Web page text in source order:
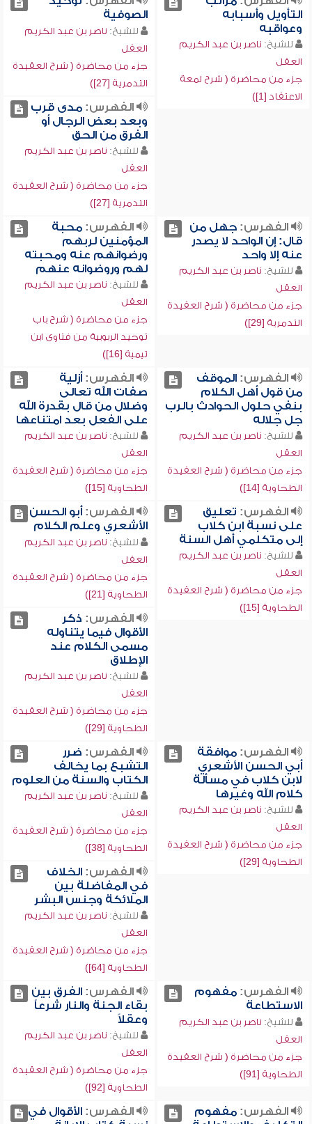
التأويل وأسبابه
وعواقبه
للشيخ: ناصر بن عبد الكريم
العقل
جزء من محاضرة ( شرح لمعة
الاعتقاد [1])
الصوفية
للشيخ: ناصر بن عبد الكريم
العقل
جزء من محاضرة ( شرح العقيدة
التدمرية [27])
الفهرس:مدى قرب
وبعد بعض الرجال أو
الفرق من الحق
للشيخ: ناصر بن عبد الكريم
العقل
جزء من محاضرة ( شرح العقيدة
التدمرية [27])
الفهرس:جهل من
قال: إن الواحد لا يصدر
عنه إلا واحد
للشيخ: ناصر بن عبد الكريم
العقل
جزء من محاضرة ( شرح العقيدة
التدمرية [29])
الفهرس:محبة
المؤمنين لربهم
ورضوانهم عنه ومحبته
لهم وروضوانه عنهم
للشيخ: ناصر بن عبد الكريم
العقل
جزء من محاضرة ( شرح باب
توحيد الربوبية من فتاوى ابن
تيمية [16])
الفهرس:الموقف
من قول أهل الكلام
بنفي حلول الحوادث بالرب
جل جلاله
للشيخ: ناصر بن عبد الكريم
العقل
جزء من محاضرة ( شرح العقيدة
الطحاوية [14])
الفهرس:أزلية
صفات الله تعالى
وضلال من قال بقدرة الله
على الفعل بعد امتناعها
للشيخ: ناصر بن عبد الكريم
العقل
جزء من محاضرة ( شرح العقيدة
الطحاوية [15])
الفهرس: تعليق
على نسبة ابن كلاب
إلى متكلمي أهل السنة
للشيخ: ناصر بن عبد الكريم
العقل
جزء من محاضرة ( شرح العقيدة
الطحاوية [15])
الفهرس:أبو الحسن
الأشعري وعلم الكلام
للشيخ: ناصر بن عبد الكريم
العقل
جزء من محاضرة ( شرح العقيدة
الطحاوية [21])
الفهرس: ذكر
الأقوال فيما يتناوله
مسمى الكلام عند
الإطلاق
للشيخ: ناصر بن عبد الكريم
العقل
جزء من محاضرة ( شرح العقيدة
الطحاوية [29])
الفهرس:موافقة
أبي الحسن الأشعري
لابن كلاب في مسألة
كلام الله وغيرها
للشيخ: ناصر بن عبد الكريم
العقل
جزء من محاضرة ( شرح العقيدة
الطحاوية [29])
الفهرس: ضرر
التشبع بما يخالف
الكتاب والسنة من العلوم
للشيخ: ناصر بن عبد الكريم
العقل
جزء من محاضرة ( شرح العقيدة
الطحاوية [38])
الفهرس:الخلاف
في المفاضلة بين
الملائكة وجنس البشر
للشيخ: ناصر بن عبد الكريم
العقل
جزء من محاضرة ( شرح العقيدة
الطحاوية [64])
الفهرس:مفهوم
الاستطاعة
للشيخ: ناصر بن عبد الكريم
العقل
جزء من محاضرة ( شرح العقيدة
الطحاوية [91])
الفهرس:الفرق بين
بقاء الجنة والنار شرعاً
وعقلاً
للشيخ: ناصر بن عبد الكريم
العقل
جزء من محاضرة ( شرح العقيدة
الطحاوية [92])
الفهرس:مفهوم
الفهرس:الأقوال في